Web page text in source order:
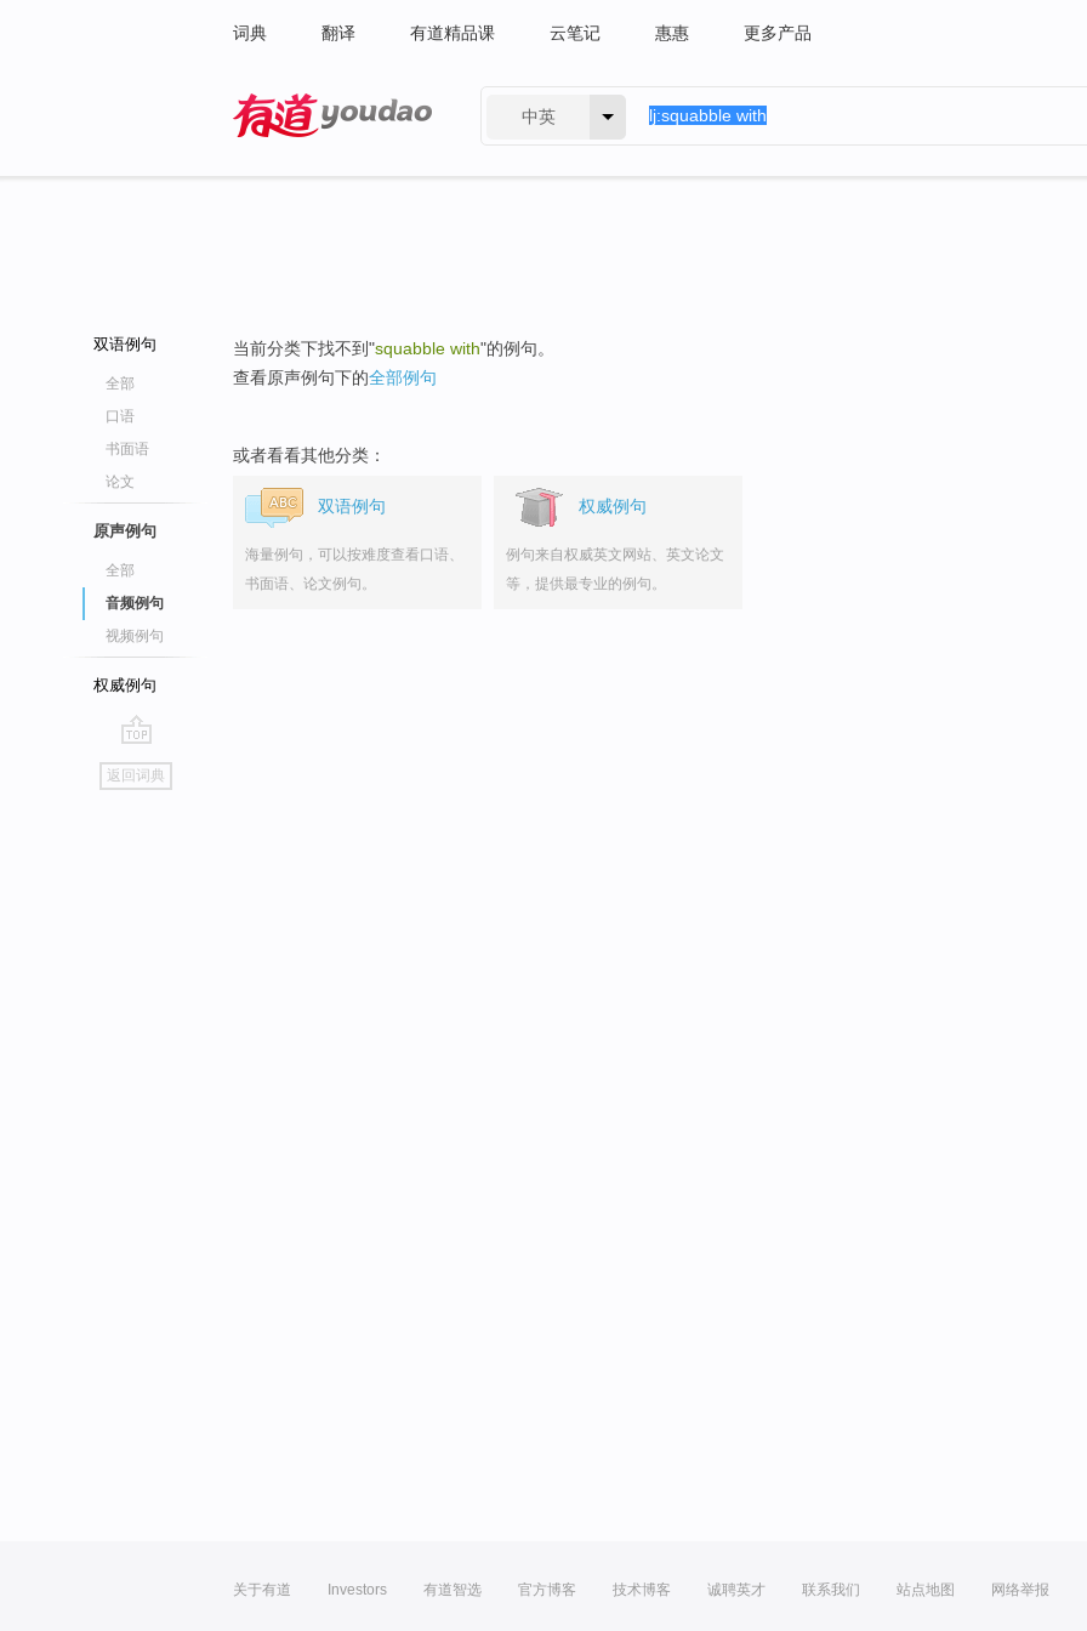
词典 翻译 有道精品课 云笔记 惠惠 更多产品
中英
双语例句
全部
口语
书面语
论文
原声例句
全部
音频例句
视频例句
权威例句
go
top
返回词典
当前分类下找不到"squabble with"的例句。
查看原声例句下的全部例句
或者看看其他分类：
双语例句
海量例句，可以按难度查看口语、
书面语、论文例句。
权威例句
例句来自权威英文网站、英文论文
等，提供最专业的例句。
关于有道 Investors 有道智选 官方博客 技术博客 诚聘英才 联系我们 站点地图 网络举报